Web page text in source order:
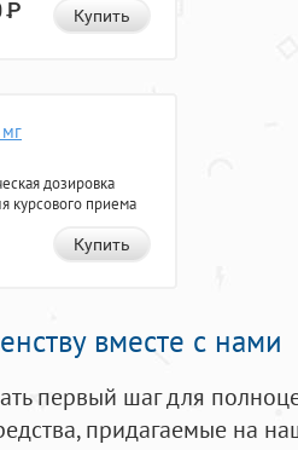
Р Купить
дозировка
курсового приема
Купить
вместе с нами
первый шаг для
придагаемые на